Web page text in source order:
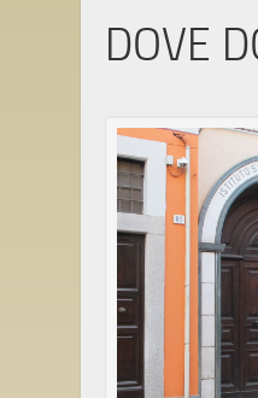
DOVE